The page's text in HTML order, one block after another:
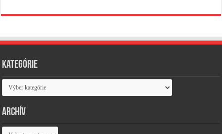
Kategórie
Kategórie
Archív
Archív